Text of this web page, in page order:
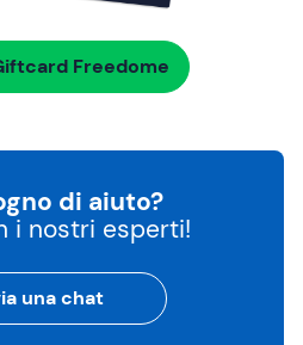
Freedome
di aiuto?
i nostri esperti!
una chat